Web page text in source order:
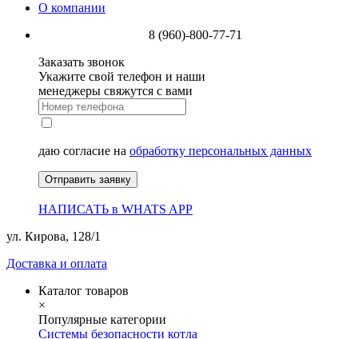
О компании
8 (960)-800-77-71
Заказать звонок
Укажите свой телефон и наши
менеджеры свяжутся с вами
даю согласие на обработку персональных данных
Отправить заявку
НАПИСАТЬ в WHATS APP
ул. Кирова, 128/1
Доставка и оплата
Каталог товаров
×
Популярные категории
Системы безопасности котла